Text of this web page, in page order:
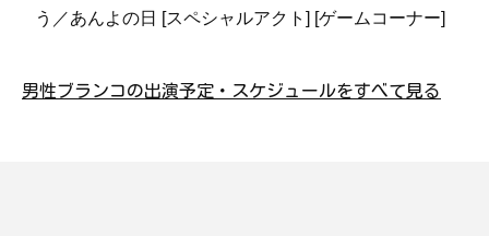
う／あんよの日 [スペシャルアクト] [ゲームコーナー]
男性ブランコの出演予定・スケジュールをすべて見る